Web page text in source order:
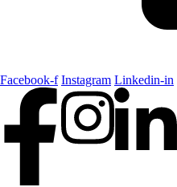
Facebook-f Instagram Linkedin-in